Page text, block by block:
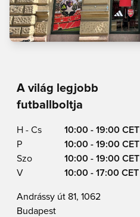
A világ legjobb
futballboltja
H - Cs
10:00 - 19:00 CET
P
10:00 - 19:00 CET
Szo
10:00 - 19:00 CET
V
10:00 - 17:00 CET
Andrássy út 81, 1062
Budapest